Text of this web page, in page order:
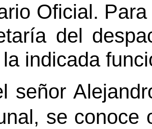
Oficial.
del
indicada
señor
se conoce